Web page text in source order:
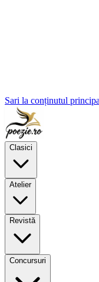
Sari la conținutul
Clasici
Atelier
Revistă
Concursuri